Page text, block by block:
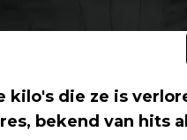
kilo's die ze is
bekend van hits